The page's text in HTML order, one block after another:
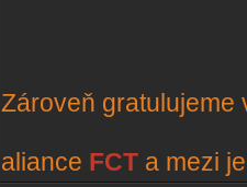
Zároveň gratulujeme
aliance FCT a mezi